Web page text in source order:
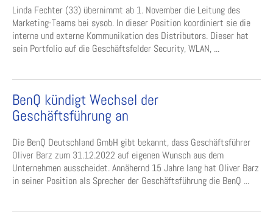
Linda Fechter (33) übernimmt ab 1. November die Leitung des
Marketing-Teams bei sysob. In dieser Position koordiniert sie die
interne und externe Kommunikation des Distributors. Dieser hat
sein Portfolio auf die Geschäftsfelder Security, WLAN, ...
BenQ kündigt Wechsel der
Geschäftsführung an
Die BenQ Deutschland GmbH gibt bekannt, dass Geschäftsführer
Oliver Barz zum 31.12.2022 auf eigenen Wunsch aus dem
Unternehmen ausscheidet. Annähernd 15 Jahre lang hat Oliver Barz
in seiner Position als Sprecher der Geschäftsführung die BenQ ...